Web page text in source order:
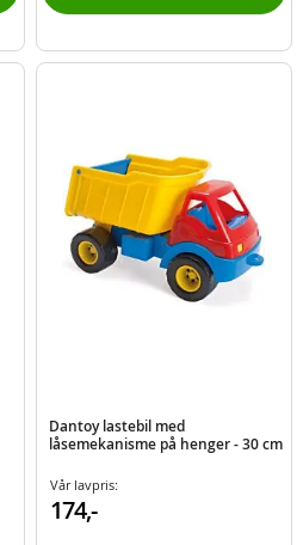
Dantoy lastebil med
låsemekanisme på henger - 30 cm
Vår lavpris:
174,-